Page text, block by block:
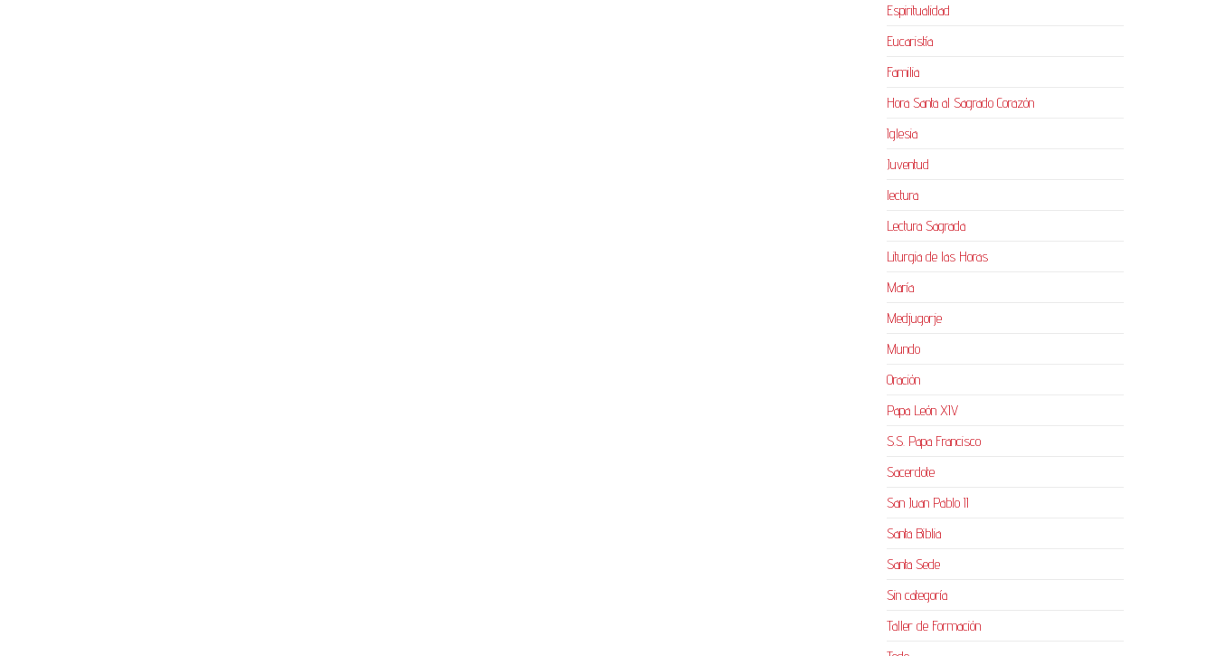
Espiritualidad
Eucaristía
Familia
Hora Santa al Sagrado Corazón
Iglesia
Juventud
lectura
Lectura Sagrada
Liturgia de las Horas
María
Medjugorje
Mundo
Oración
Papa León XIV
S.S. Papa Francisco
Sacerdote
San Juan Pablo II
Santa Biblia
Santa Sede
Sin categoría
Taller de Formación